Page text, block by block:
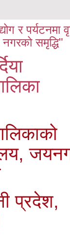
र पर्यटनमा
नगरको समृद्धि"
प्रदेश,